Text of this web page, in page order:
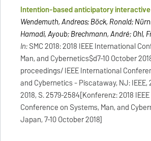
Intention-based anticipatory
Wendemuth, Andreas; Böck, Ronald;
Hamadi, Ayoub; Brechmann, André; Ohl,
In:SMC 2018: 2018 IEEE International
Man, and Cybernetics$d7-10 October
proceedings/ IEEE International
and Cybernetics - Piscataway, NJ: IEEE,
2018, S. 2579-2584[Konferenz: 2018
Conference on Systems, Man, and
Japan, 7-10 October 2018]